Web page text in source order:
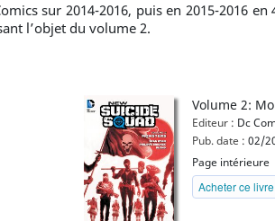
sur 2014-2016, puis en 2015-2016
l’objet du volume 2.
Volume 2:
Editeur : Dc
Pub. date : 02/
Page intérieure
Acheter ce livre